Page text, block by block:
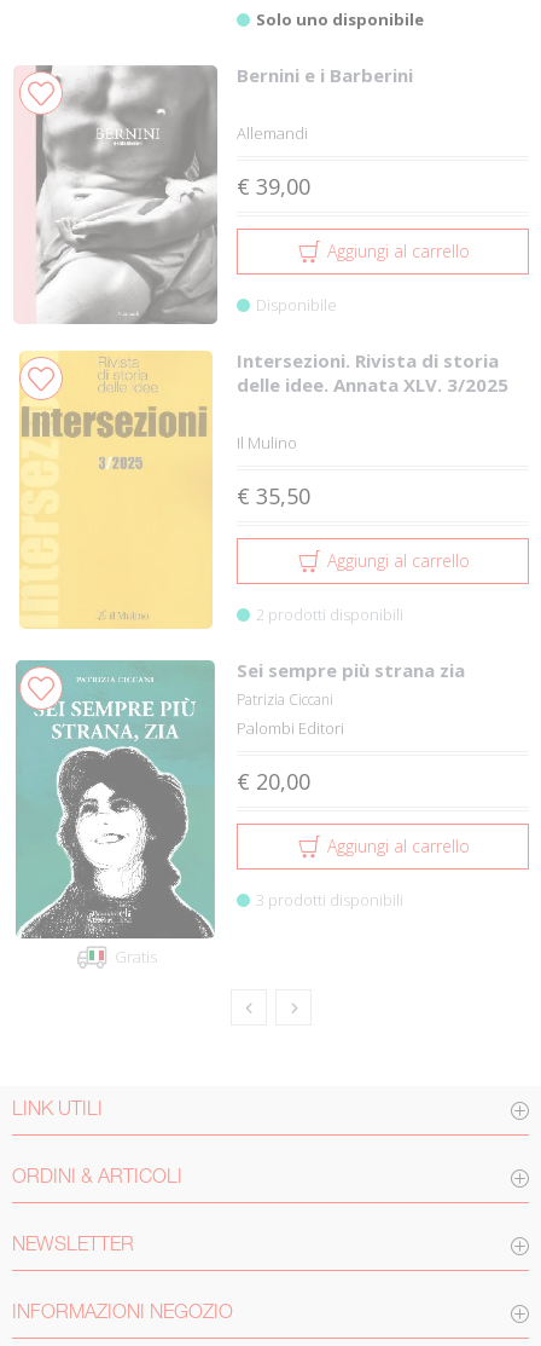
Solo uno disponibile
Bernini e i Barberini
Allemandi
€ 39,00
Aggiungi al carrello
Disponibile
Intersezioni. Rivista di storia
delle idee. Annata XLV. 3/2025
Il Mulino
€ 35,50
Aggiungi al carrello
2 prodotti disponibili
Gratis
Sei sempre più strana zia
Patrizia Ciccani
Palombi Editori
€ 20,00
Aggiungi al carrello
3 prodotti disponibili
LINK UTILI
ORDINI & ARTICOLI
NEWSLETTER
INFORMAZIONI NEGOZIO